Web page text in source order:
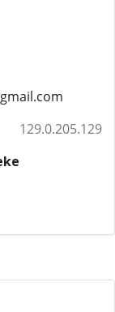
129.0.205.129